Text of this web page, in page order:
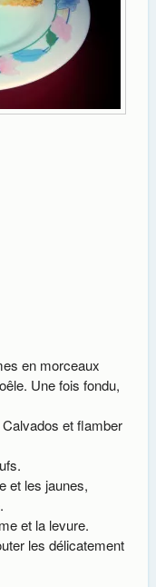
en morceaux
Une fois fondu,
Calvados et flamber
et les jaunes,
et la levure.
les délicatement